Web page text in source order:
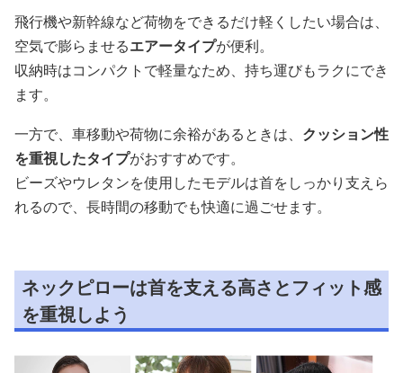
飛行機や新幹線など荷物をできるだけ軽くしたい場合は、
空気で膨らませるエアータイプが便利。
収納時はコンパクトで軽量なため、持ち運びもラクにでき
ます。
一方で、車移動や荷物に余裕があるときは、 クッション性
を重視したタイプがおすすめです。
ビーズやウレタンを使用したモデルは首をしっかり支えら
れるので、長時間の移動でも快適に過ごせます。
ネックピローは首を支える高さとフィット感
を重視しよう